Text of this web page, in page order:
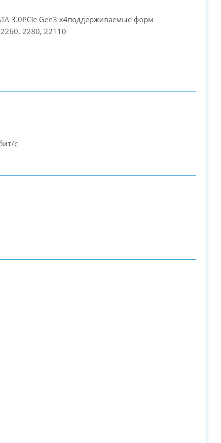
3.0PCIe Gen3 x4поддерживаемые форм-
2280, 22110
с